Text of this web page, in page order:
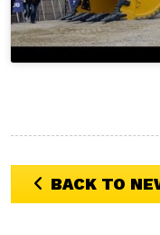
BACK TO